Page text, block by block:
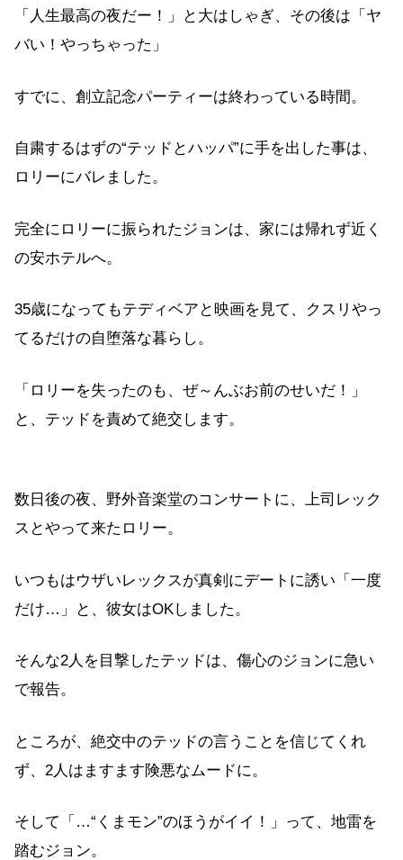
「人生最高の夜だー！」と大はしゃぎ、その後は「ヤ
バい！やっちゃった」
すでに、創立記念パーティーは終わっている時間。
自粛するはずの“テッドとハッパ”に手を出した事は、
ロリーにバレました。
完全にロリーに振られたジョンは、家には帰れず近く
の安ホテルへ。
35歳になってもテディベアと映画を見て、クスリやっ
てるだけの自堕落な暮らし。
「ロリーを失ったのも、ぜ～んぶお前のせいだ！」
と、テッドを責めて絶交します。
数日後の夜、野外音楽堂のコンサートに、上司レック
スとやって来たロリー。
いつもはウザいレックスが真剣にデートに誘い「一度
だけ…」と、彼女はOKしました。
そんな2人を目撃したテッドは、傷心のジョンに急い
で報告。
ところが、絶交中のテッドの言うことを信じてくれ
ず、2人はますます険悪なムードに。
そして「…“くまモン”のほうがイイ！」って、地雷を
踏むジョン。